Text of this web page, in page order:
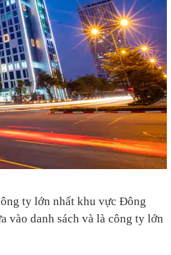
ty lớn nhất khu vực Đông
vào danh sách và là công ty lớn